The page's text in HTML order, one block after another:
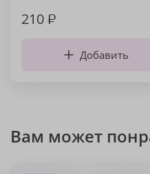
210₽
Добавить
Вам может